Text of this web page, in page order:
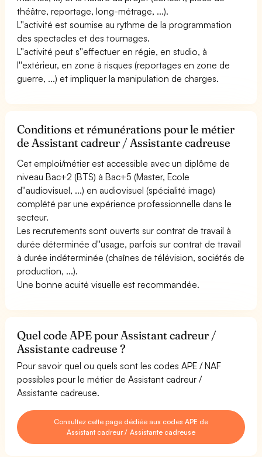
théâtre, reportage, long-métrage, ...).
L''activité est soumise au rythme de la programmation
des spectacles et des tournages.
L''activité peut s''effectuer en régie, en studio, à
l''extérieur, en zone à risques (reportages en zone de
guerre, ...) et impliquer la manipulation de charges.
Conditions et rémunérations pour le métier
de Assistant cadreur / Assistante cadreuse
Cet emploi/métier est accessible avec un diplôme de
niveau Bac+2 (BTS) à Bac+5 (Master, Ecole
d''audiovisuel, ...) en audiovisuel (spécialité image)
complété par une expérience professionnelle dans le
secteur.
Les recrutements sont ouverts sur contrat de travail à
durée déterminée d''usage, parfois sur contrat de travail
à durée indéterminée (chaînes de télévision, sociétés de
production, ...).
Une bonne acuité visuelle est recommandée.
Quel code APE pour Assistant cadreur /
Assistante cadreuse ?
Pour savoir quel ou quels sont les codes APE / NAF
possibles pour le métier de Assistant cadreur /
Assistante cadreuse.
Consultez cette page dédiée aux codes APE de
Assistant cadreur / Assistante cadreuse